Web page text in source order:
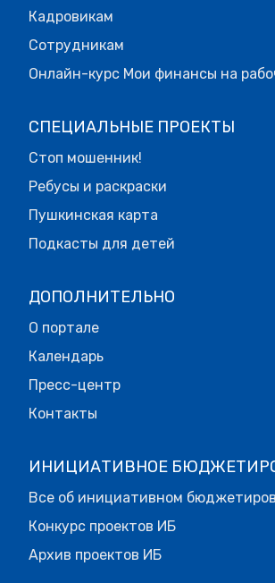
Кадровикам
Сотрудникам
Онлайн-курс Мои финансы на
СПЕЦИАЛЬНЫЕ ПРОЕКТЫ
Стоп мошенник!
Ребусы и раскраски
Пушкинская карта
Подкасты для детей
ДОПОЛНИТЕЛЬНО
О портале
Календарь
Пресс-центр
Контакты
ИНИЦИАТИВНОЕ
Все об инициативном
Конкурс проектов ИБ
Архив проектов ИБ